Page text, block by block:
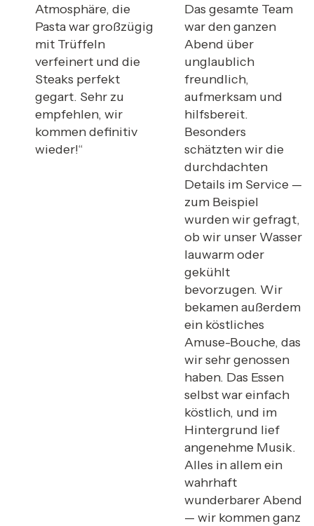
Atmosphäre, die
Pasta war großzügig
mit Trüffeln
verfeinert und die
Steaks perfekt
gegart. Sehr zu
empfehlen, wir
kommen definitiv
wieder!“
Das gesamte Team
war den ganzen
Abend über
unglaublich
freundlich,
aufmerksam und
hilfsbereit.
Besonders
schätzten wir die
durchdachten
Details im Service —
zum Beispiel
wurden wir gefragt,
ob wir unser Wasser
lauwarm oder
gekühlt
bevorzugen. Wir
bekamen außerdem
ein köstliches
Amuse-Bouche, das
wir sehr genossen
haben. Das Essen
selbst war einfach
köstlich, und im
Hintergrund lief
angenehme Musik.
Alles in allem ein
wahrhaft
wunderbarer Abend
— wir kommen ganz